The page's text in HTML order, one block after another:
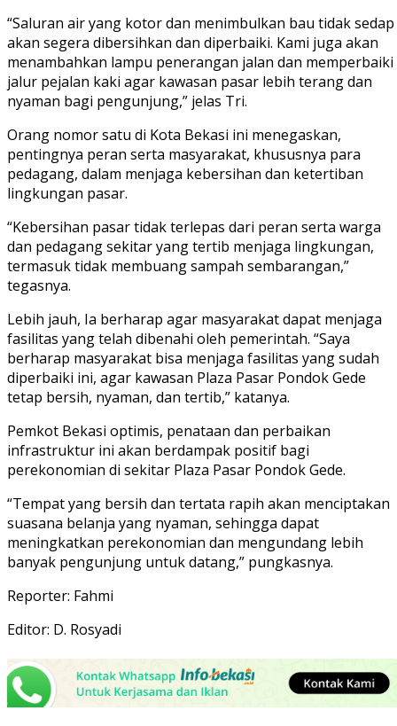
“Saluran air yang kotor dan menimbulkan bau tidak sedap
akan segera dibersihkan dan diperbaiki. Kami juga akan
menambahkan lampu penerangan jalan dan memperbaiki
jalur pejalan kaki agar kawasan pasar lebih terang dan
nyaman bagi pengunjung,” jelas Tri.
Orang nomor satu di Kota Bekasi ini menegaskan,
pentingnya peran serta masyarakat, khususnya para
pedagang, dalam menjaga kebersihan dan ketertiban
lingkungan pasar.
“Kebersihan pasar tidak terlepas dari peran serta warga
dan pedagang sekitar yang tertib menjaga lingkungan,
termasuk tidak membuang sampah sembarangan,”
tegasnya.
Lebih jauh, Ia berharap agar masyarakat dapat menjaga
fasilitas yang telah dibenahi oleh pemerintah. “Saya
berharap masyarakat bisa menjaga fasilitas yang sudah
diperbaiki ini, agar kawasan Plaza Pasar Pondok Gede
tetap bersih, nyaman, dan tertib,” katanya.
Pemkot Bekasi optimis, penataan dan perbaikan
infrastruktur ini akan berdampak positif bagi
perekonomian di sekitar Plaza Pasar Pondok Gede.
“Tempat yang bersih dan tertata rapih akan menciptakan
suasana belanja yang nyaman, sehingga dapat
meningkatkan perekonomian dan mengundang lebih
banyak pengunjung untuk datang,” pungkasnya.
Reporter: Fahmi
Editor: D. Rosyadi